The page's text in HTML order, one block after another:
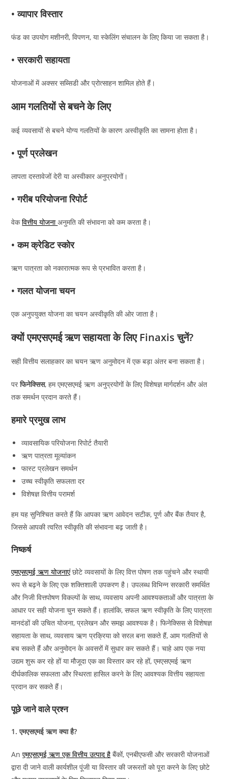
• व्यापार विस्तार
फंड का उपयोग मशीनरी, विपणन, या स्केलिंग संचालन के लिए किया जा सकता है।
• सरकारी सहायता
योजनाओं में अक्सर सब्सिडी और प्रोत्साहन शामिल होते हैं।
आम गलतियों से बचने के लिए
कई व्यवसायों से बचने योग्य गलतियों के कारण अस्वीकृति का सामना होता है।
• पूर्ण प्रलेखन
लापता दस्तावेजों देरी या अस्वीकार अनुप्रयोगों।
• गरीब परियोजना रिपोर्ट
वेकवित्तीय योजनाअनुमति की संभावना को कम करता है।
• कम क्रेडिट स्कोर
ऋण पात्रता को नकारात्मक रूप से प्रभावित करता है।
• गलत योजना चयन
एक अनुपयुक्त योजना का चयन अस्वीकृति की ओर जाता है।
क्यों एमएसएमई ऋण सहायता के लिए Finaxis चुनें?
सही वित्तीय सलाहकार का चयन ऋण अनुमोदन में एक बड़ा अंतर बना सकता है।
परफिनेक्सिस, हम एमएसएमई ऋण अनुप्रयोगों के लिए विशेषज्ञ मार्गदर्शन और अंत
तक समर्थन प्रदान करते हैं।
हमारे प्रमुख लाभ
व्यावसायिक परियोजना रिपोर्ट तैयारी
ऋण पात्रता मूल्यांकन
फास्ट प्रलेखन समर्थन
उच्च स्वीकृति सफलता दर
विशेषज्ञ वित्तीय परामर्श
हम यह सुनिश्चित करते हैं कि आपका ऋण आवेदन सटीक, पूर्ण और बैंक तैयार है,
जिससे आपकी त्वरित स्वीकृति की संभावना बढ़ जाती है।
निष्कर्ष
एमएसएमई ऋण योजनाएंछोटे व्यवसायों के लिए वित्त पोषण तक पहुंचने और स्थायी
रूप से बढ़ने के लिए एक शक्तिशाली उपकरण है। उपलब्ध विभिन्न सरकारी समर्थित
और निजी वित्तपोषण विकल्पों के साथ, व्यवसाय अपनी आवश्यकताओं और पात्रता के
आधार पर सही योजना चुन सकते हैं। हालांकि, सफल ऋण स्वीकृति के लिए पात्रता
मानदंडों की उचित योजना, प्रलेखन और समझ आवश्यक है। फिनेक्सिस से विशेषज्ञ
सहायता के साथ, व्यवसाय ऋण प्रक्रिया को सरल बना सकते हैं, आम गलतियों से
बच सकते हैं और अनुमोदन के अवसरों में सुधार कर सकते हैं। चाहे आप एक नया
उद्यम शुरू कर रहे हों या मौजूदा एक का विस्तार कर रहे हों, एमएसएमई ऋण
दीर्घकालिक सफलता और स्थिरता हासिल करने के लिए आवश्यक वित्तीय सहायता
प्रदान कर सकते हैं।
पूछे जाने वाले प्रश्न
1. एमएसएमई ऋण क्या है?
Anएमएसएमई ऋण एक वित्तीय उत्पाद है बैंकों, एनबीएफसी और सरकारी योजनाओं
द्वारा दी जाने वाली कार्यशील पूंजी या विस्तार की जरूरतों को पूरा करने के लिए छोटे